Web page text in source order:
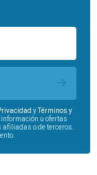
yTérminos y
u ofertas
o de terceros.